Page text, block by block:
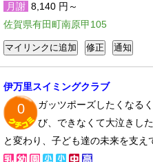
月謝 8,140 円～
佐賀県有田町南原甲105
伊万里スイミングクラブ
0
ガッツポーズしたくなる
び、できなくて大泣きし
と変わり、子ども達の未来を支え